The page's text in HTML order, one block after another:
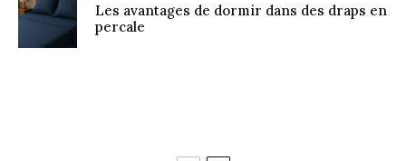
Les avantages de dormir dans des draps en
percale